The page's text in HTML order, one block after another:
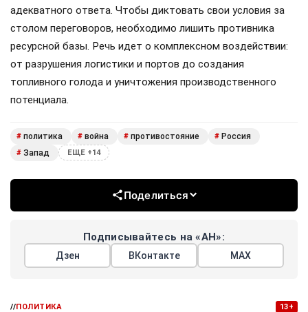
адекватного ответа. Чтобы диктовать свои условия за
столом переговоров, необходимо лишить противника
ресурсной базы. Речь идет о комплексном воздействии:
от разрушения логистики и портов до создания
топливного голода и уничтожения производственного
потенциала.
# политика # война # противостояние # Россия
# Запад ЕЩЕ +14
Поделиться
Подписывайтесь на «АН»:
Дзен ВКонтакте МАХ
//ПОЛИТИКА 13+